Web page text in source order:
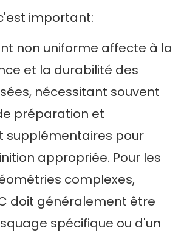
important:
non uniforme affecte à la
et la durabilité des
nécessitant souvent
préparation et
supplémentaires pour
appropriée. Pour les
complexes,
doit généralement être
spécifique ou d'un